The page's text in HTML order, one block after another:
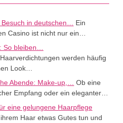
in deutschen…
Ein
Casino ist nicht nur ein…
So bleiben…
werden häufig
Look…
Abende: Make-up,…
Ob eine
Empfang oder ein eleganter…
eine gelungene Haarpflege
Haar etwas Gutes tun und